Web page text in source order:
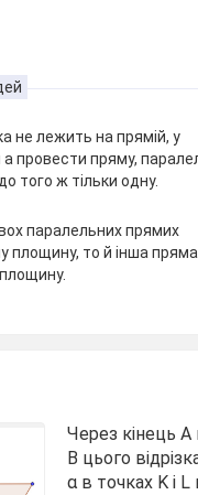
не лежить на прямій, у
провести пряму,
того ж тільки одну.
паралельних прямих
площину, то й інша пряма
Через кінець А
В цього
α в точках K і